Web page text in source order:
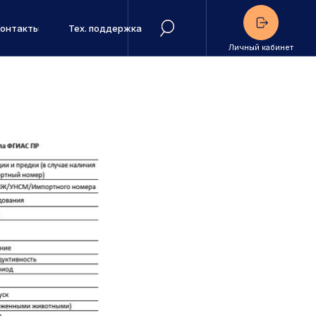
Личный кабинет
Тех. поддержка
и